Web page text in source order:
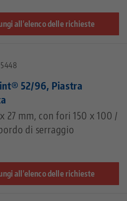
all'elenco delle richieste
52/96, Piastra
27 mm, con fori 150 x 100 /
di serraggio
all'elenco delle richieste